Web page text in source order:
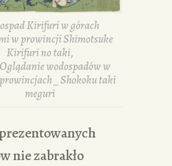
Kirifuri w górach
w prowincji Shimotsuke
Kirifuri no taki,
Oglądanie wodospadów w
_ Shokoku taki
meguri
nie zabrakło